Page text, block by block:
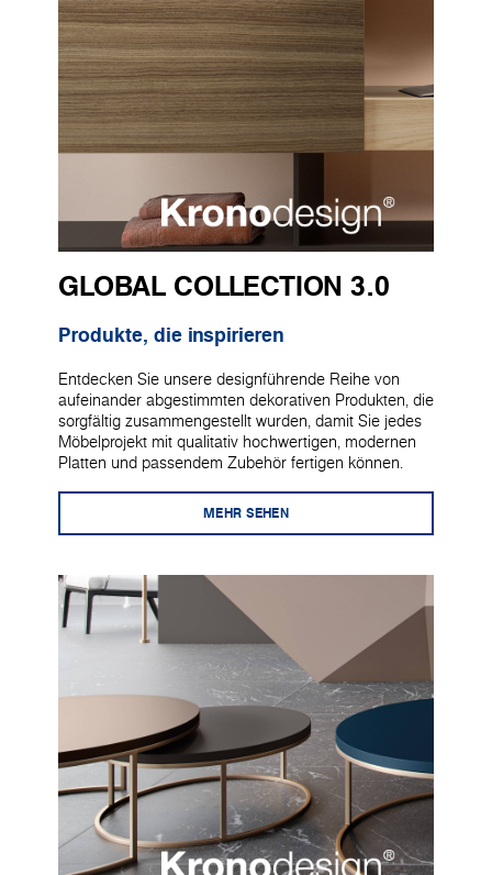
GLOBAL COLLECTION 3.0
Produkte, die inspirieren
Entdecken Sie unsere designführende Reihe von
aufeinander abgestimmten dekorativen Produkten, die
sorgfältig zusammengestellt wurden, damit Sie jedes
Möbelprojekt mit qualitativ hochwertigen, modernen
Platten und passendem Zubehör fertigen können.
MEHR SEHEN